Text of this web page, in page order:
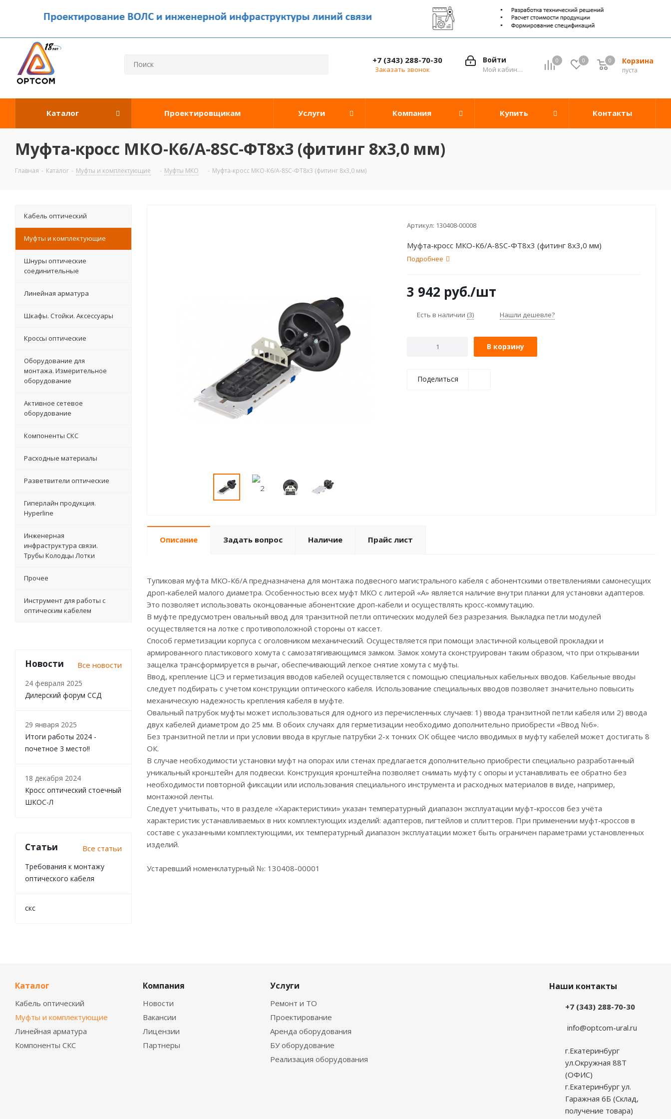
0 0 Корзина
0
пуста
0
Войти
Мой кабинет
+7 (343) 288-70-30
Заказать звонок
Каталог Проектировщикам Услуги Компания Купить Контакты
Муфта-кросс МКО-К6/А-8SC-ФТ8х3 (фитинг 8х3,0 мм)
Главная - Каталог - Муфты и комплектующие - Муфты МКО - Муфта-кросс МКО-К6/А-8SC-ФТ8х3 (фитинг 8х3,0 мм)
Артикул: 130408-00008
Муфта-кросс МКО-К6/А-8SC-ФТ8х3 (фитинг 8х3,0 мм)
Подробнее
3 942 руб./шт
Есть в наличии (3) Нашли дешевле?
В корзину
Поделиться
Описание Задать вопрос Наличие Прайс лист
Тупиковая муфта МКО-К6/А предназначена для монтажа подвесного магистрального кабеля с абонентскими ответвлениями самонесущих
дроп-кабелей малого диаметра. Особенностью всех муфт МКО с литерой «А» является наличие внутри планки для установки адаптеров.
Это позволяет использовать оконцованные абонентские дроп-кабели и осуществлять кросс-коммутацию.
В муфте предусмотрен овальный ввод для транзитной петли оптических модулей без разрезания. Выкладка петли модулей
осуществляется на лотке с противоположной стороны от кассет.
Способ герметизации корпуса с оголовником механический. Осуществляется при помощи эластичной кольцевой прокладки и
армированного пластикового хомута с самозатягивающимся замком. Замок хомута сконструирован таким образом, что при открывании
защелка трансформируется в рычаг, обеспечивающий легкое снятие хомута с муфты.
Ввод, крепление ЦСЭ и герметизация вводов кабелей осуществляется с помощью специальных кабельных вводов. Кабельные вводы
следует подбирать с учетом конструкции оптического кабеля. Использование специальных вводов позволяет значительно повысить
механическую надежность крепления кабеля в муфте.
Овальный патрубок муфты может использоваться для одного из перечисленных случаев: 1) ввода транзитной петли кабеля или 2) ввода
двух кабелей диаметром до 25 мм. В обоих случаях для герметизации необходимо дополнительно приобрести «Ввод №6».
Без транзитной петли и при условии ввода в круглые патрубки 2-х тонких ОК общее число вводимых в муфту кабелей может достигать 8
ОК.
В случае необходимости установки муфт на опорах или стенах предлагается дополнительно приобрести специально разработанный
уникальный кронштейн для подвески. Конструкция кронштейна позволяет снимать муфту с опоры и устанавливать ее обратно без
необходимости повторной фиксации или использования специального инструмента и расходных материалов в виде, например,
монтажной ленты.
Следует учитывать, что в разделе «Характеристики» указан температурный диапазон эксплуатации муфт-кроссов без учёта
характеристик устанавливаемых в них комплектующих изделий: адаптеров, пигтейлов и сплиттеров. При применении муфт-кроссов в
составе с указанными комплектующими, их температурный диапазон эксплуатации может быть ограничен параметрами установленных
изделий.
Устаревший номенклатурный №: 130408-00001
Кабель оптический
Муфты и комплектующие
Шнуры оптические
соединительные
Линейная арматура
Шкафы. Стойки. Аксесcуары
Кроссы оптические
Оборудование для
монтажа. Измерительное
оборудование
Активное сетевое
оборудование
Компоненты СКС
Расходные материалы
Разветвители оптические
Гиперлайн продукция.
Hyperline
Инженерная
инфраструктура связи.
Трубы Колодцы Лотки
Прочее
Инструмент для работы с
оптическим кабелем
Новости Все новости
24 февраля 2025
Дилерский форум ССД
29 января 2025
Итоги работы 2024 -
почетное 3 место!!
18 декабря 2024
Кросс оптический стоечный
ШКОС-Л
Статьи Все статьи
Требования к монтажу
оптического кабеля
скс
Каталог
Кабель оптический
Муфты и комплектующие
Линейная арматура
Компоненты СКС
Компания
Новости
Вакансии
Лицензии
Партнеры
Услуги
Ремонт и ТО
Проектирование
Аренда оборудования
БУ оборудование
Реализация оборудования
Наши контакты
+7 (343) 288-70-30
info@optcom-ural.ru
г.Екатеринбург
ул.Окружная 88Т
(ОФИС)
г.Екатеринбург ул.
Гаражная 6Б (Склад,
получение товара)